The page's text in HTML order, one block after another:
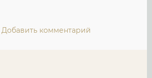
Добавить комментарий